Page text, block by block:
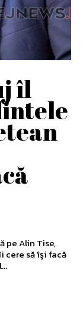
îl
pe Alin Tise,
cere să îşi facă